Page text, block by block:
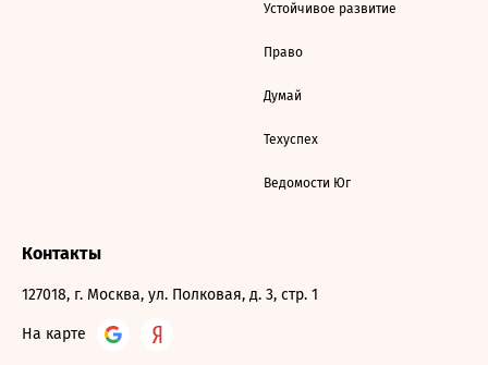
Устойчивое развитие
Право
Думай
Техуспех
Ведомости Юг
Контакты
127018, г. Москва, ул. Полковая, д. 3, стр. 1
На карте